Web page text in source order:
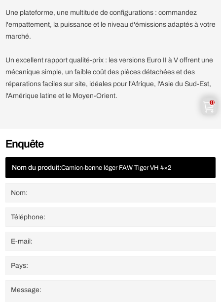
Une plateforme, une multitude de configurations : commandez
l'empattement, la puissance et le niveau d'émissions adaptés à votre
marché.
Un excellent rapport qualité-prix : les versions Euro II à V offrent une
mécanique simple, un faible coût des pièces détachées et des
réparations faciles sur site, idéales pour l'Afrique, l'Asie du Sud-Est,
l'Amérique latine et le Moyen-Orient.
Enquête
Nom du produit:Camion-benne léger FAW Tiger VH 4×2
0